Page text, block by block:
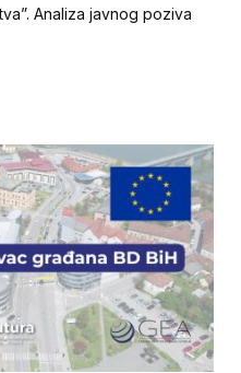
Analiza javnog poziva